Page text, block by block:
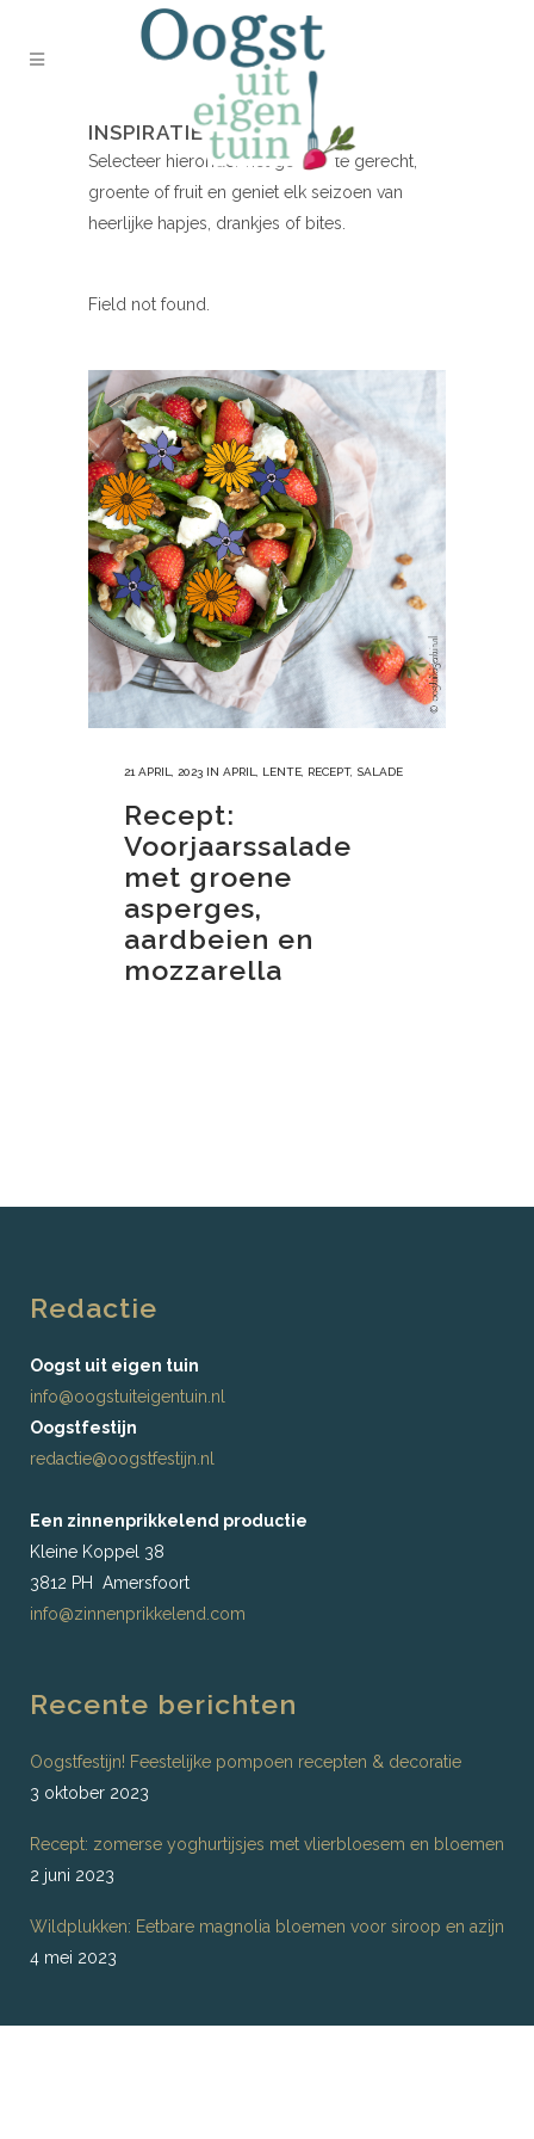
INSPIRATIE NODIG?
Selecteer hieronder het gewenste gerecht,
groente of fruit en geniet elk seizoen van
heerlijke hapjes, drankjes of bites.
Field not found.
21 APRIL, 2023 IN APRIL LENTE RECEPT, SALADE
Recept:
Voorjaarssalade
met groene
asperges,
aardbeien en
mozzarella
Redactie
Oogst uit eigen tuin
info@oogstuiteigentuin.nl
Oogstfestijn
redactie@oogstfestijn.nl
Een zinnenprikkelend productie
Kleine Koppel 38
3812 PH Amersfoort
info@zinnenprikkelend.com
Recente berichten
Oogstfestijn! Feestelijke pompoen recepten & decoratie
3 oktober 2023
Recept: zomerse yoghurtijsjes met vlierbloesem en bloemen
2 juni 2023
Wildplukken: Eetbare magnolia bloemen voor siroop en azijn
4 mei 2023